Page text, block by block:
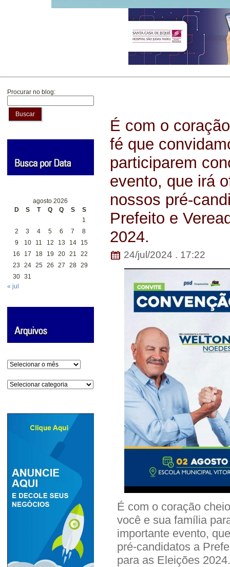
Procurar no blog:
Buscar
agosto 2026
D
S T Q Q S
S
1
2
3 4 5 6 7
8
9
10 11 12 13 14
15
16
17 18 19 20 21
22
23
24 25 26 27 28 29
30 31
« jul
Arquivos
Categorias
É com o
fé que
participarem
evento, que irá
nossos pré-
Prefeito e
2024.
24/jul/2024 . 17:22
É com o coração
você e sua família
importante evento,
pré-candidatos a
para as Eleições 2024.